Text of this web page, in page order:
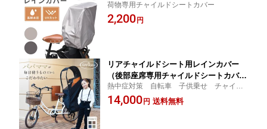
バー チャイルドシート レインカバー
チャイルドシートカバー 自転車 レイ
荷物専用チャイルドシートカバー
2,200 円
リアチャイルドシート用レインカバー
（後部座席専用チャイルドシートカバ
ー) 自転車 子供乗せ チャイルドシート
カバー 自転車カバー チャイルドシート
熱中症対策 自転車 子供乗せ チャイル
ドシート カバー 自転車防寒カバー 子
乗せかごカバー 自転車サンシェード チ
14,000 円 送料無料